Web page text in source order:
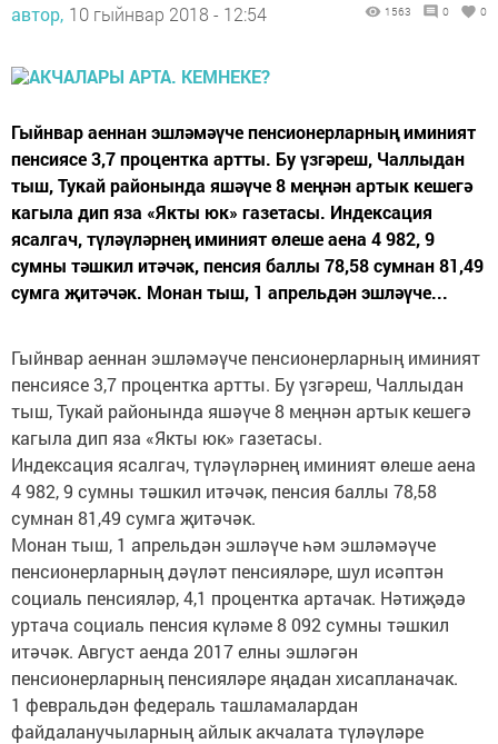
автор, 10 гыйнвар 2018 - 12:54 1563 0 0
Гыйнвар аеннан эшләмәүче пенсионерларның иминият
пенсиясе 3,7 процентка артты. Бу үзгәреш, Чаллыдан
тыш, Тукай районында яшәүче 8 меңнән артык кешегә
кагыла дип яза «Якты юк» газетасы. Индексация
ясалгач, түләүләрнең иминият өлеше аена 4 982, 9
сумны тәшкил итәчәк, пенсия баллы 78,58 сумнан 81,49
сумга җитәчәк. Монан тыш, 1 апрельдән эшләүче...
Гыйнвар аеннан эшләмәүче пенсионерларның иминият
пенсиясе 3,7 процентка артты. Бу үзгәреш, Чаллыдан
тыш, Тукай районында яшәүче 8 меңнән артык кешегә
кагыла дип яза «Якты юк» газетасы.
Индексация ясалгач, түләүләрнең иминият өлеше аена
4 982, 9 сумны тәшкил итәчәк, пенсия баллы 78,58
сумнан 81,49 сумга җитәчәк.
Монан тыш, 1 апрельдән эшләүче һәм эшләмәүче
пенсионерларның дәүләт пенсияләре, шул исәптән
социаль пенсияләр, 4,1 процентка артачак. Нәтиҗәдә
уртача социаль пенсия күләме 8 092 сумны тәшкил
итәчәк. Август аенда 2017 елны эшләгән
пенсионерларның пенсияләре яңадан хисапланачак.
1 февральдән федераль ташламалардан
файдаланучыларның айлык акчалата түләүләре